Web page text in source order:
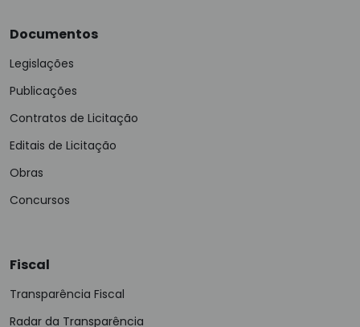
Documentos
Legislações
Publicações
Contratos de Licitação
Editais de Licitação
Obras
Concursos
Fiscal
Transparência Fiscal
Radar da Transparência